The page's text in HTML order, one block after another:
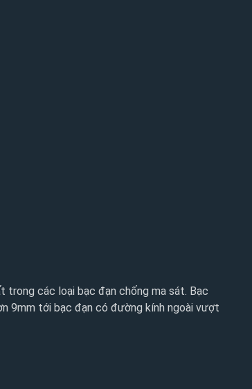
trong các loại bạc đạn chống ma sát. Bạc
9mm tới bạc đạn có đường kính ngoài vượt